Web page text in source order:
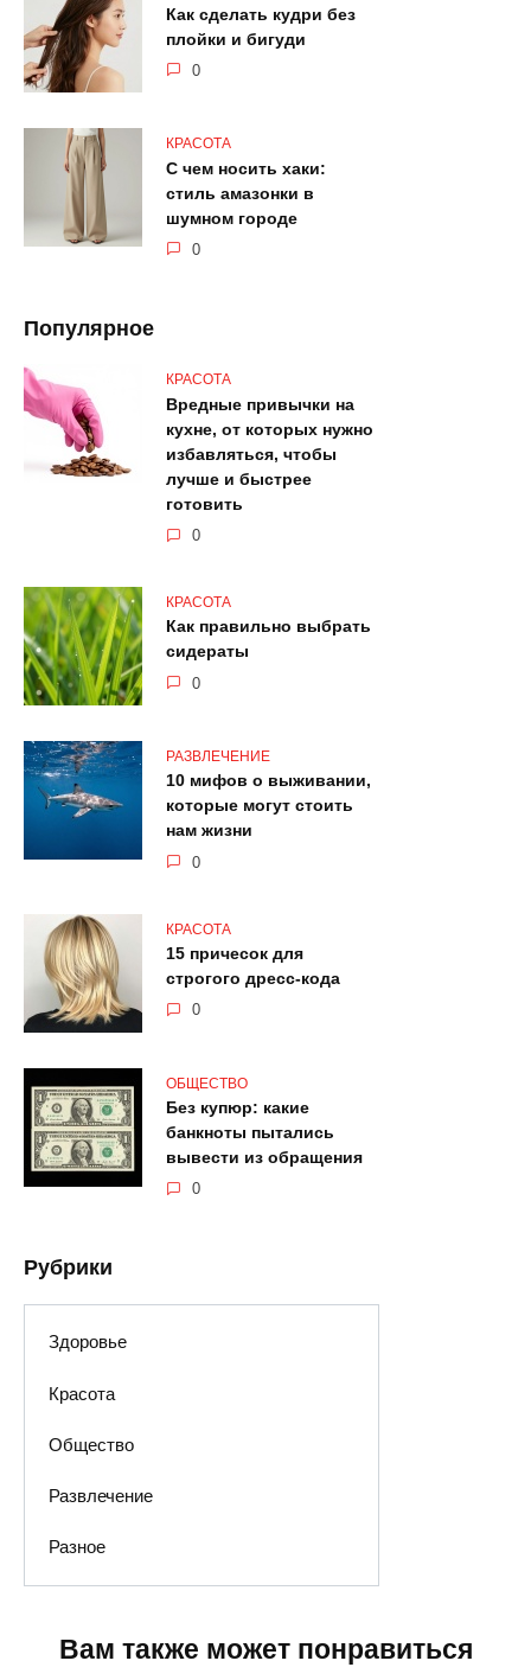
Как сделать кудри без
плойки и бигуди
0
КРАСОТА
С чем носить хаки:
стиль амазонки в
шумном городе
0
Популярное
КРАСОТА
Вредные привычки на
кухне, от которых нужно
избавляться, чтобы
лучше и быстрее
готовить
0
КРАСОТА
Как правильно выбрать
сидераты
0
РАЗВЛЕЧЕНИЕ
10 мифов о выживании,
которые могут стоить
нам жизни
0
КРАСОТА
15 причесок для
строгого дресс-кода
0
ОБЩЕСТВО
Без купюр: какие
банкноты пытались
вывести из обращения
0
Рубрики
Здоровье
Красота
Общество
Развлечение
Разное
Вам также может понравиться